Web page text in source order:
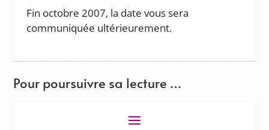
Fin octobre 2007, la date vous sera
communiquée ultérieurement.
Pour poursuivre sa lecture …